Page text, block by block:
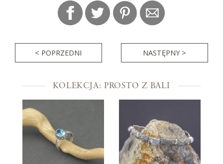
< POPRZEDNI NASTĘPNY >
KOLEKCJA: PROSTO Z BALI